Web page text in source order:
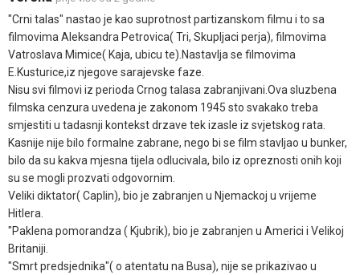
"Crni talas" nastao je kao suprotnost partizanskom filmu i to sa
filmovima Aleksandra Petrovica( Tri, Skupljaci perja), filmovima
Vatroslava Mimice( Kaja, ubicu te).Nastavlja se filmovima
E.Kusturice,iz njegove sarajevske faze.
Nisu svi filmovi iz perioda Crnog talasa zabranjivani.Ova sluzbena
filmska cenzura uvedena je zakonom 1945 sto svakako treba
smjestiti u tadasnji kontekst drzave tek izasle iz svjetskog rata.
Kasnije nije bilo formalne zabrane, nego bi se film stavljao u bunker,
bilo da su kakva mjesna tijela odlucivala, bilo iz opreznosti onih koji
su se mogli prozvati odgovornim.
Veliki diktator( Caplin), bio je zabranjen u Njemackoj u vrijeme
Hitlera.
"Paklena pomorandza ( Kjubrik), bio je zabranjen u Americi i Velikoj
Britaniji.
"Smrt predsjednika"( o atentatu na Busa), nije se prikazivao u